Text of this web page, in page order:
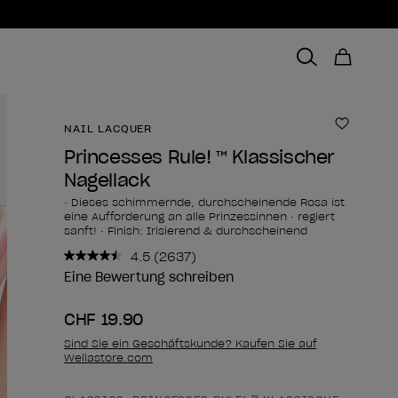
NAIL LACQUER Zur
Princesses Rule! ™ Klassischer
Nagellack
• Dieses schimmernde, durchscheinende Rosa ist
eine Aufforderung an alle Prinzessinnen • regiert
sanft! • Finish: Irisierend & durchscheinend
4.5 2637
Bewertungen
lesen..
Seite.
(2637)
Eine Bewertung schreiben
CHF 19.90
Sind Sie ein Geschäftskunde? Kaufen Sie auf
Wellastore.com